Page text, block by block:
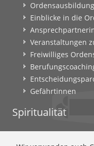
Ordensausbildung
Einblicke in die
Veranstaltungen
Freiwilliges
Gefährtinnen
Spiritualität